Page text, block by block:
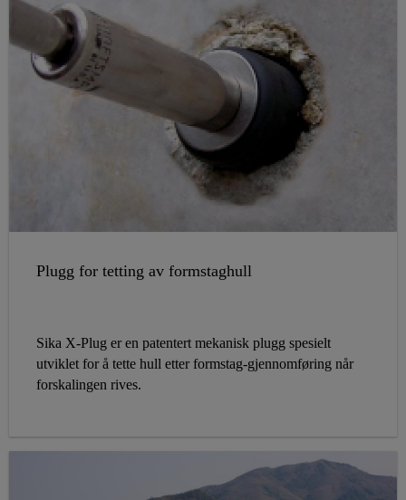
Plugg for tetting av formstaghull
Sika X-Plug er en patentert mekanisk plugg spesielt
utviklet for å tette hull etter formstag-gjennomføring når
forskalingen rives.